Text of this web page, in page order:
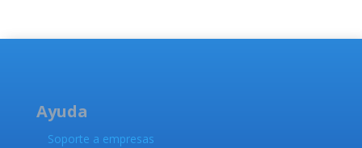
Ayuda
Soporte a empresas